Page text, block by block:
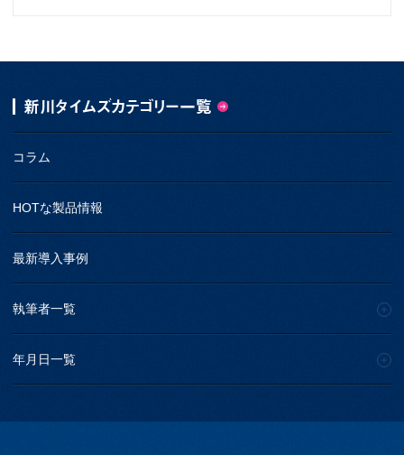
新川タイムズカテゴリー一覧
コラム
HOTな製品情報
最新導入事例
執筆者一覧
年月日一覧